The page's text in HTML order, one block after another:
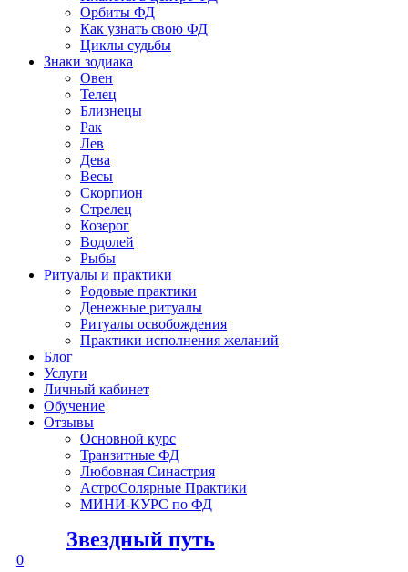
Орбиты ФД
Как узнать свою ФД
Циклы судьбы
Знаки зодиака
Овен
Телец
Близнецы
Рак
Лев
Дева
Весы
Скорпион
Стрелец
Козерог
Водолей
Рыбы
Ритуалы и практики
Родовые практики
Денежные ритуалы
Ритуалы освобождения
Практики исполнения желаний
Блог
Услуги
Личный кабинет
Обучение
Отзывы
Основной курс
Транзитные ФД
Любовная Синастрия
АстроСолярные Практики
МИНИ-КУРС по ФД
Звездный путь
0